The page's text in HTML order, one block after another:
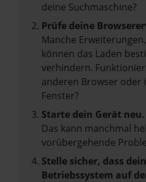
deine Suchmaschine?
Prüfe deine
Manche
können das Laden
verhindern.
anderen Browser oder
Fenster?
Starte dein Gerät neu.
Das kann manchmal
vorübergehende
Stelle sicher, dass
Betriebssystem auf